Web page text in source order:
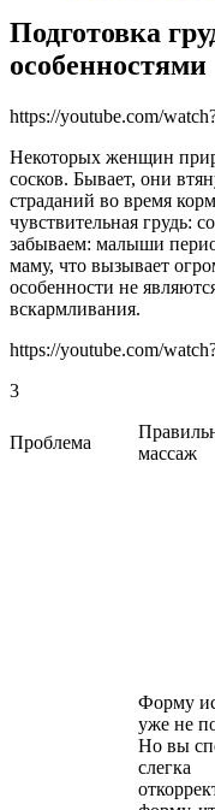
Подготовка
особенностями
https://youtube.com/
Некоторых женщин
сосков. Бывает, они
страданий во время
чувствительная грудь:
забываем: малыши
маму, что вызывает
особенности не
вскармливания.
https://youtube.com/
3
Проблема
массаж
Форму
уже не
Но вы
слегка